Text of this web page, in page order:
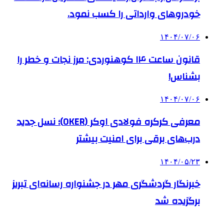
خودروهای وارداتی را کسب نمود.
۱۴۰۴/۰۷/۰۶
قانون ساعت ۱۴ کوهنوردی: مرز نجات و خطر را
بشناس!
۱۴۰۴/۰۷/۰۶
معرفی کرکره فولادی اوکر (OKER)؛ نسل جدید
درب‌های برقی برای امنیت بیشتر
۱۴۰۴/۰۵/۲۳
خبرنگار گردشگری مهر در جشنواره رسانه‌ای تبریز
برگزیده شد